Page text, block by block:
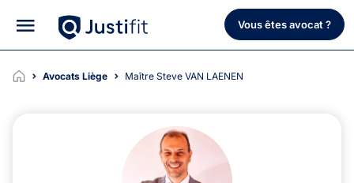
Vous êtes avocat ?
Avocats Liège Maître Steve VAN LAENEN